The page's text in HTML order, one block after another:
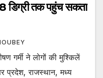
डिग्री तक पहुंच सकता
गर्मी ने लोगों की मुश्किलें
प्रदेश, राजस्थान, मध्य